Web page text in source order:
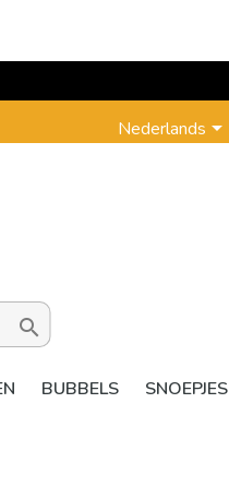
Nederlands

BUBBELS SNOEPJES